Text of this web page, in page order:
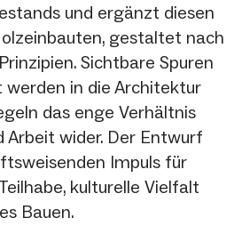
und ergänzt diesen
gestaltet nach
Sichtbare Spuren
werden in die Architektur
das enge Verhältnis
Arbeit wider. Der Entwurf
Impuls für
kulturelle Vielfalt
Bauen.